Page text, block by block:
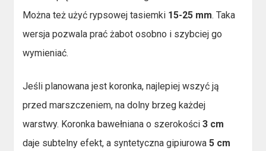
Można też użyć rypsowej tasiemki 15-25 mm. Taka
wersja pozwala prać żabot osobno i szybciej go
wymieniać.
Jeśli planowana jest koronka, najlepiej wszyć ją
przed marszczeniem, na dolny brzeg każdej
warstwy. Koronka bawełniana o szerokości3 cm
daje subtelny efekt, a syntetyczna gipiurowa5 cm